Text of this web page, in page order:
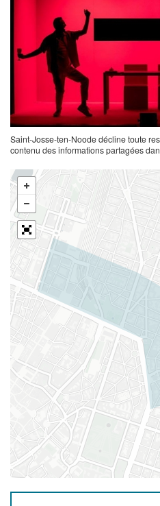
Saint-Josse-ten-Noode décline toute
contenu des informations partagées